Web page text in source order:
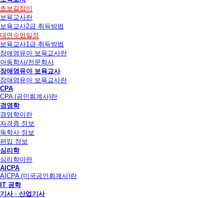
초보길잡이
보육교사란
보육교사2급 취득방법
대면수업일정
보육교사1급 취득방법
장애영유아 보육교사란
아동학사/전문학사
장애영유아 보육교사
장애영유아 보육교사란
CPA
CPA (공인회계사)란
경영학
경영학이란
자격증 정보
독학사 정보
편입 정보
심리학
심리학이란
AICPA
AICPA (미국공인회계사)란
IT 공학
기사 · 산업기사